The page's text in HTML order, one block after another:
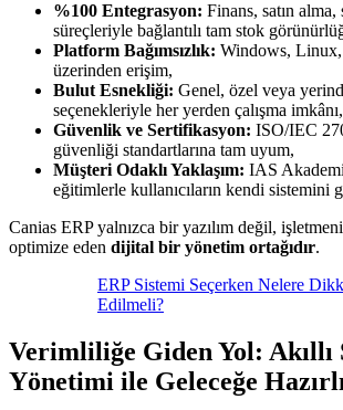
%100 Entegrasyon: Finans, satın alma,
süreçleriyle bağlantılı tam stok
Platform Bağımsızlık: Windows,
üzerinden erişim,
Bulut Esnekliği: Genel, özel veya
seçenekleriyle her yerden çalışma imkânı,
Güvenlik ve Sertifikasyon: ISO/IEC
güvenliği standartlarına tam uyum,
Müşteri Odaklı Yaklaşım: IAS Akademi
eğitimlerle kullanıcıların kendi sistemini
Canias ERP yalnızca bir yazılım değil,
optimize eden dijital bir yönetim ortağıdır.
ERP Sistemi Seçerken Nelere
Edilmeli?
Verimliliğe Giden Yol: Akıllı
Yönetimi ile Geleceğe